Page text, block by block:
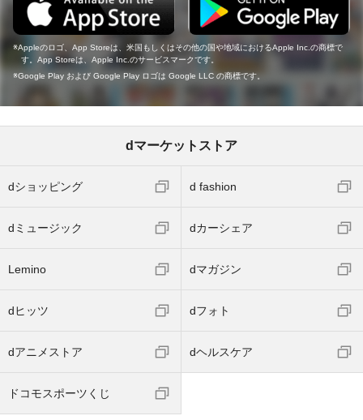
Appleのロゴ、App Storeは、米国もしくはその他の国や地域におけるApple Inc.の商標で
す。App Storeは、Apple Inc.のサービスマークです。
Google Play および Google Play ロゴは Google LLC の商標です。
dマーケットストア
dショッピング d fashion
dミュージック dカーシェア
Lemino dマガジン
dヒッツ dフォト
dアニメストア dヘルスケア
ドコモスポーツくじ